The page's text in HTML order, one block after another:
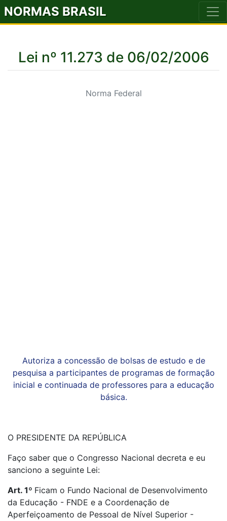
NORMAS BRASIL
Lei nº 11.273 de 06/02/2006
Norma Federal
Autoriza a concessão de bolsas de estudo e de
pesquisa a participantes de programas de formação
inicial e continuada de professores para a educação
básica.
O PRESIDENTE DA REPÚBLICA
Faço saber que o Congresso Nacional decreta e eu
sanciono a seguinte Lei:
Art. 1º Ficam o Fundo Nacional de Desenvolvimento
da Educação - FNDE e a Coordenação de
Aperfeiçoamento de Pessoal de Nível Superior -